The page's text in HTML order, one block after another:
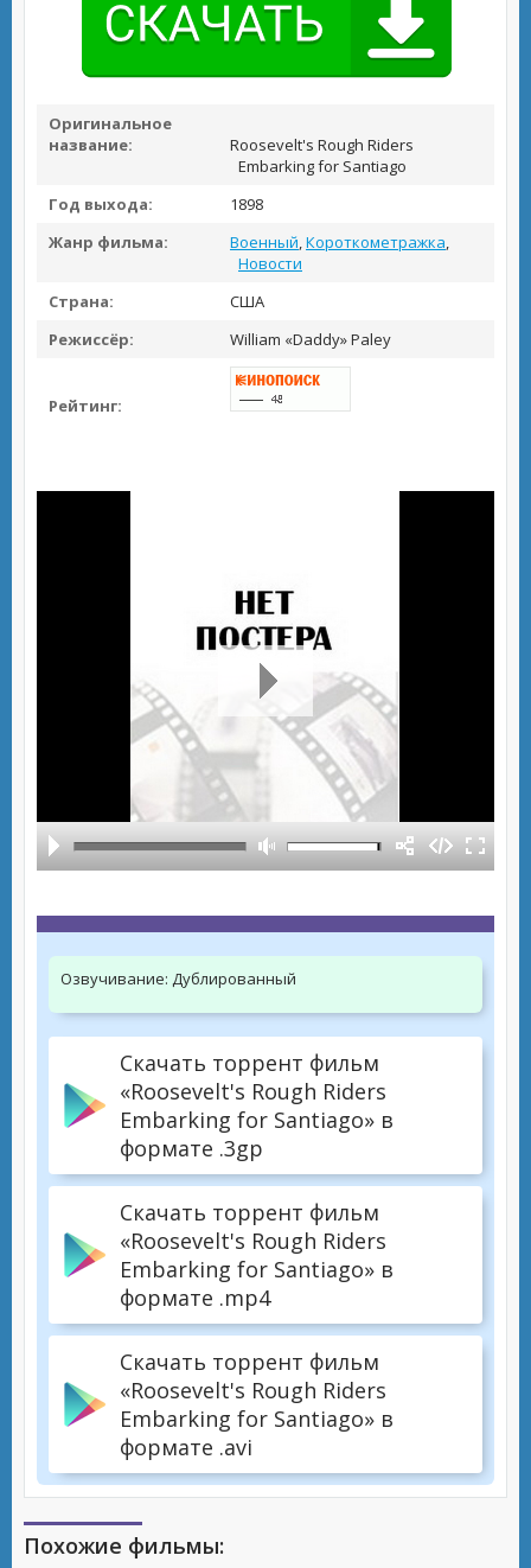
Оригинальное
название:
Roosevelt's Rough Riders
Embarking for Santiago
Год выхода:
1898
Жанр фильма:
Военный,Короткометражка,
Новости
Страна:
США
Режиссёр:
William «Daddy» Paley
Рейтинг:
Озвучивание: Дублированный
Скачать торрент фильм
«Roosevelt's Rough Riders
Embarking for Santiago» в
формате .3gp
Скачать торрент фильм
«Roosevelt's Rough Riders
Embarking for Santiago» в
формате .mp4
Скачать торрент фильм
«Roosevelt's Rough Riders
Embarking for Santiago» в
формате .avi
Похожие фильмы: